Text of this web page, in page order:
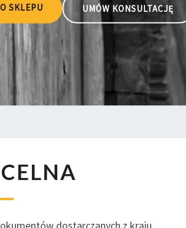
SKLEPU UMÓW KONSULTACJĘ